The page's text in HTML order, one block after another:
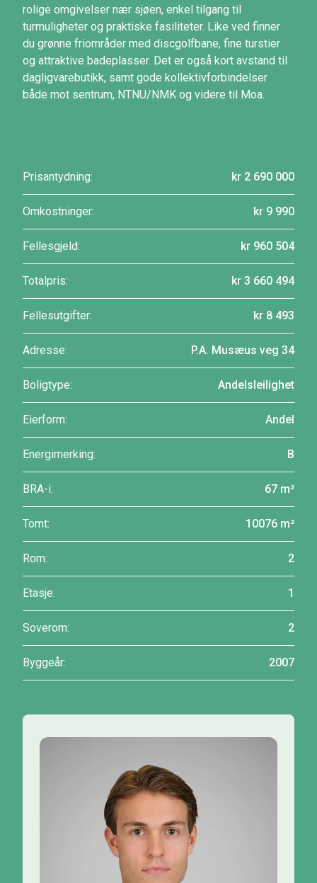
rolige omgivelser nær sjøen, enkel tilgang til
turmuligheter og praktiske fasiliteter. Like ved finner
du grønne friområder med discgolfbane, fine turstier
og attraktive badeplasser. Det er også kort avstand til
dagligvarebutikk, samt gode kollektivforbindelser
både mot sentrum, NTNU/NMK og videre til Moa.
Prisantydning: kr 2 690 000
Omkostninger: kr 9 990
Fellesgjeld: kr 960 504
Totalpris: kr 3 660 494
Fellesutgifter: kr 8 493
Adresse: P.A. Musæus veg 34
Boligtype: Andelsleilighet
Eierform: Andel
Energimerking: B
BRA-i: 67 m²
Tomt: 10076 m²
Rom: 2
Etasje: 1
Soverom: 2
Byggeår: 2007